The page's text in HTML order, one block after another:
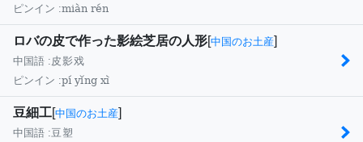
ピンイン :miàn rén
ロバの皮で作った影絵芝居の人形[中国のお土産]
中国語 :皮影戏
ピンイン :pí yǐng xì
豆細工[中国のお土産]
中国語 :豆塑